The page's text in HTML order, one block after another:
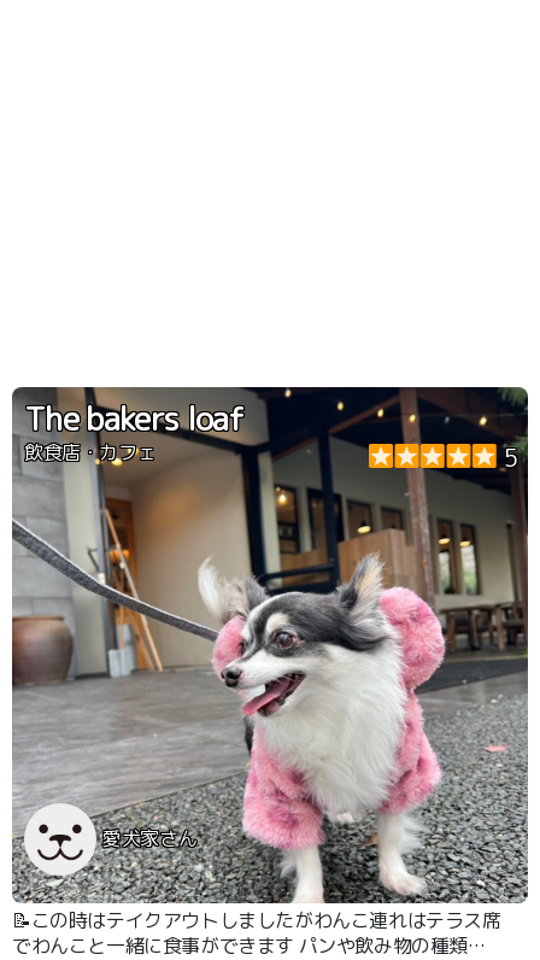
The bakers loaf
飲食店・カフェ 5
愛犬家さん
📝この時はテイクアウトしましたがわんこ連れはテラス席
でわんこと一緒に食事ができます パンや飲み物の種類も